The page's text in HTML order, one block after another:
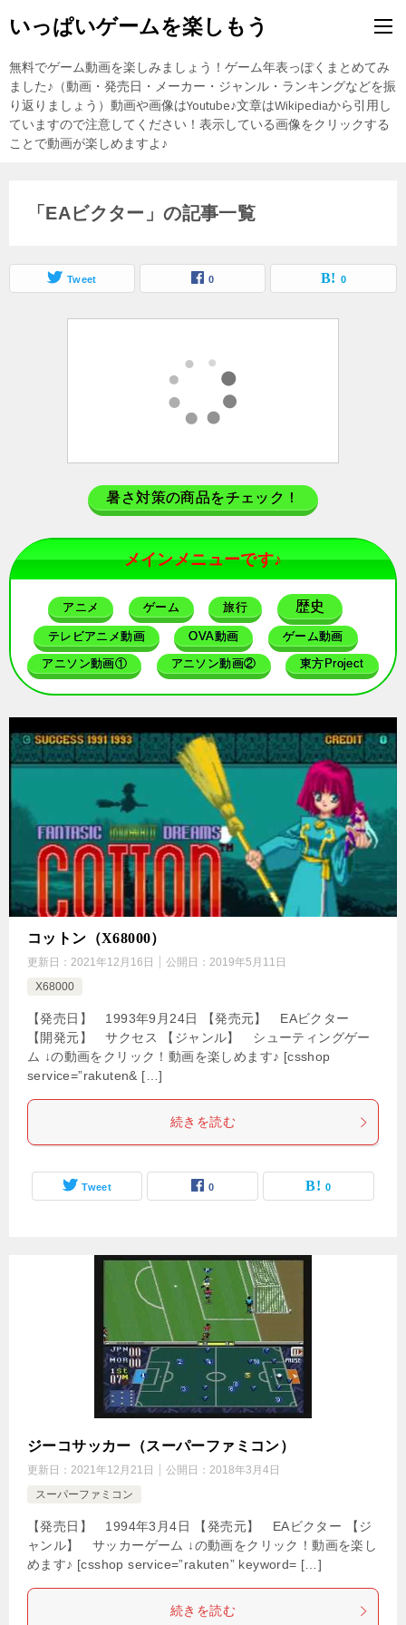
いっぱいゲームを楽しもう
無料でゲーム動画を楽しみましょう！ゲーム年表っぽくまとめてみ
ました♪（動画・発売日・メーカー・ジャンル・ランキングなどを振
り返りましょう）動画や画像はYoutube♪文章はWikipediaから引用し
ていますので注意してください！表示している画像をクリックする
ことで動画が楽しめますよ♪
「EAビクター」の記事一覧
Tweet 0 0
暑さ対策の商品をチェック！
メインメニューです♪
アニメ ゲーム 旅行 歴史
テレビアニメ動画 OVA動画 ゲーム動画
アニソン動画① アニソン動画② 東方Project
コットン（X68000）
更新日： 2021年12月16日 公開日： 2019年5月11日
X68000
【発売日】 1993年9月24日 【発売元】 EAビクター
【開発元】 サクセス 【ジャンル】 シューティングゲー
ム ↓の動画をクリック！動画を楽しめます♪ [csshop
service=”rakuten& […]
続きを読む
Tweet 0 0
ジーコサッカー（スーパーファミコン）
更新日： 2021年12月21日 公開日： 2018年3月4日
スーパーファミコン
【発売日】 1994年3月4日 【発売元】 EAビクター 【ジ
ャンル】 サッカーゲーム ↓の動画をクリック！動画を楽し
めます♪ [csshop service=”rakuten” keyword= […]
続きを読む